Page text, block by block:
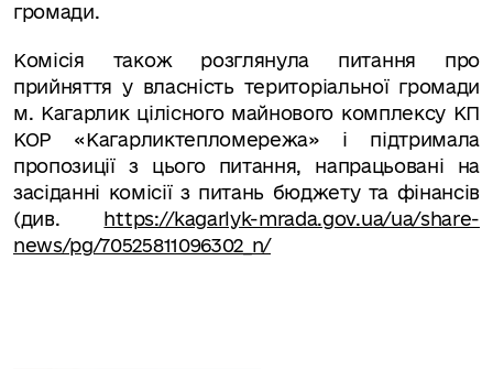
громади.
Комісія також розглянула питання про
прийняття у власність територіальної громади
м. Кагарлик цілісного майнового комплексу КП
КОР «Кагарликтепломережа» і підтримала
пропозиції з цього питання, напрацьовані на
засіданні комісії з питань бюджету та фінансів
(див. https://kagarlyk-mrada.gov.ua/ua/share-
news/pg/70525811096302_n/